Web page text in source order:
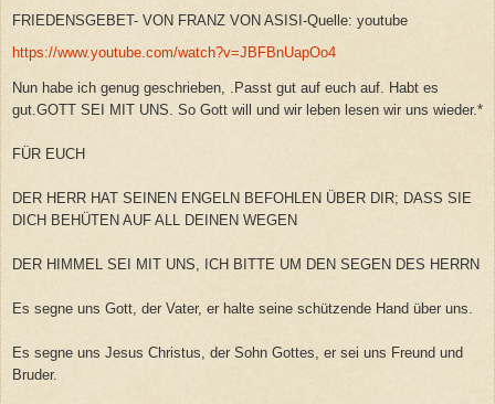
FRIEDENSGEBET- VON FRANZ VON ASISI-Quelle: youtube
https://www.youtube.com/watch?v=JBFBnUapOo4
Nun habe ich genug geschrieben, .Passt gut auf euch auf. Habt es
gut.GOTT SEI MIT UNS. So Gott will und wir leben lesen wir uns wieder.*
FÜR EUCH
DER HERR HAT SEINEN ENGELN BEFOHLEN ÜBER DIR; DASS SIE
DICH BEHÜTEN AUF ALL DEINEN WEGEN
DER HIMMEL SEI MIT UNS, ICH BITTE UM DEN SEGEN DES HERRN
Es segne uns Gott, der Vater, er halte seine schützende Hand über uns.
Es segne uns Jesus Christus, der Sohn Gottes, er sei uns Freund und
Bruder.